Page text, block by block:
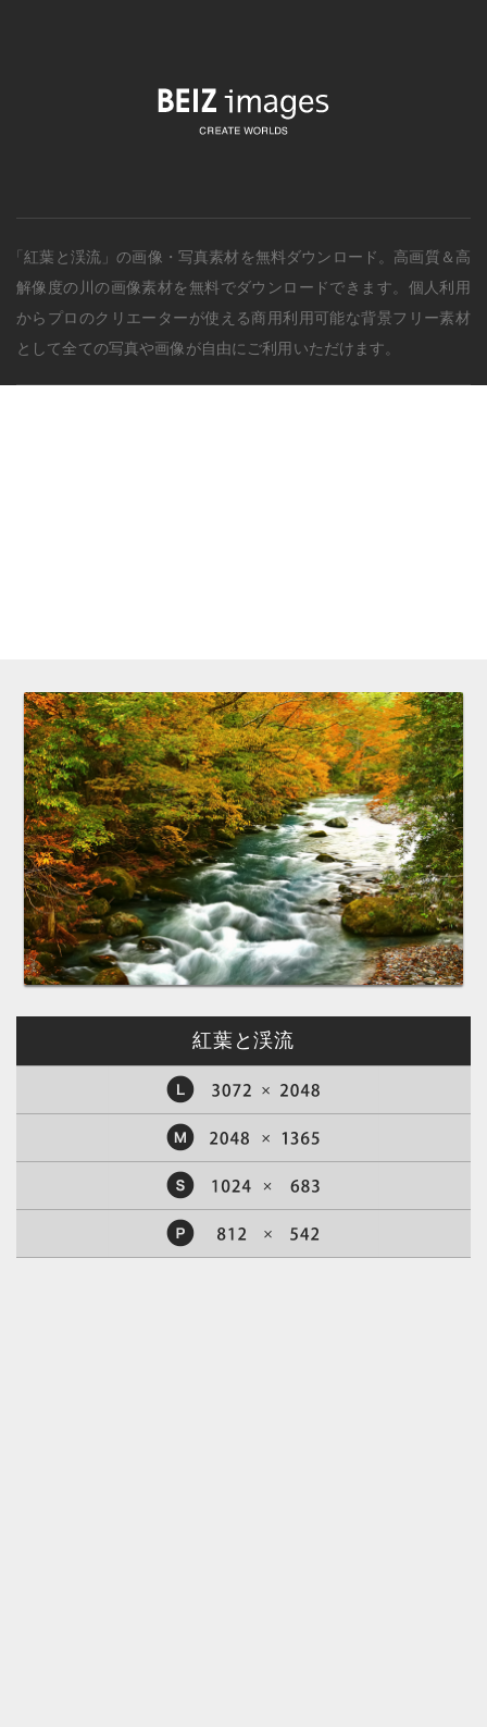
「紅葉と渓流」の画像・写真素材を無料ダウンロード。 高画質＆高
解像度の川の画像素材を無料でダウンロードできます。個人利用
からプロのクリエーターが使える商用利用可能な背景フリー素材
として全ての写真や画像が自由にご利用いただけます。
紅葉と渓流